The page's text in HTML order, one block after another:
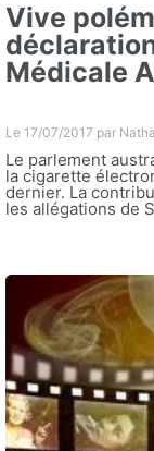
Vive
Médicale
Le 17/07/2017 par
Le parlement
la cigarette
dernier. La
les allégations de